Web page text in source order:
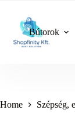
content
Bútorok
Home Szépség,